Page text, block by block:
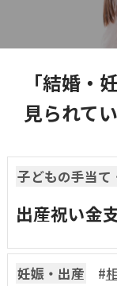
予防接
障がい
印鑑登録
国民健康
各種申請書
よく利
横瀬町の施設
横瀬のふる
暮らし・手
健康・
施設・
「結婚・
見られて
子どもの手当て
出産祝い金
妊娠・出産